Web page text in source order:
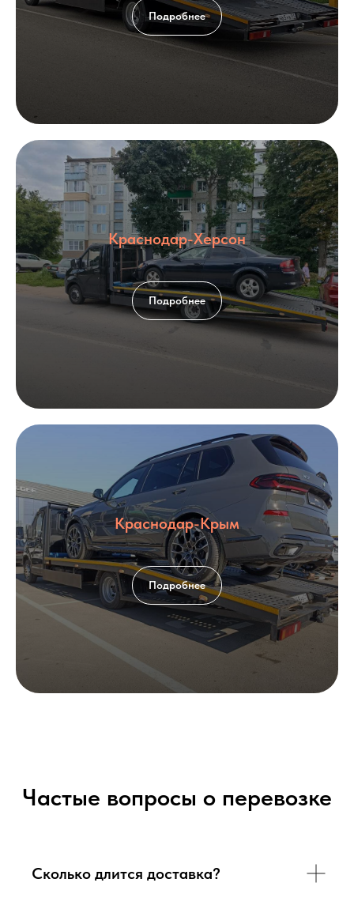
Подробнее
Краснодар-Херсон
Подробнее
Краснодар-Крым
Подробнее
Частые вопросы о перевозке
Сколько длится доставка?